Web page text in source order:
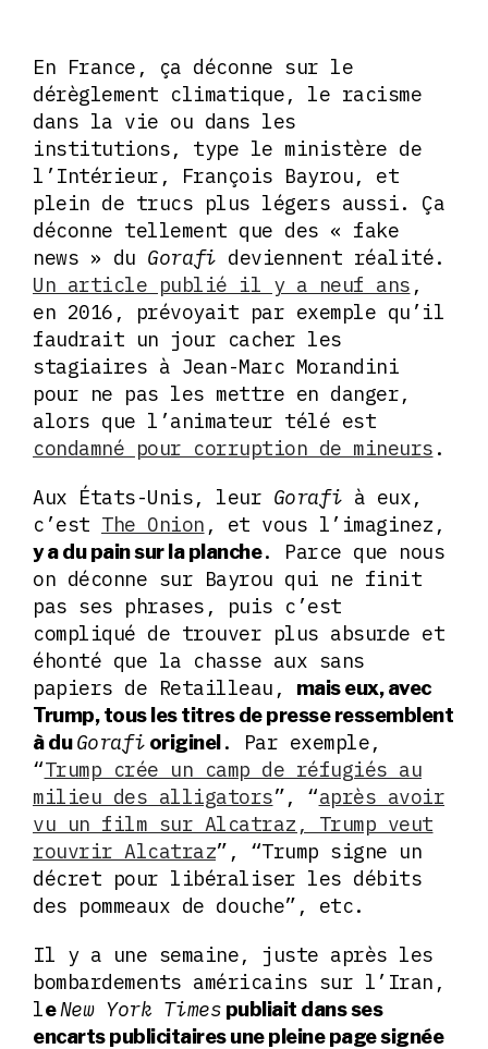
En France, ça déconne sur le
dérèglement climatique, le racisme
dans la vie ou dans les
institutions, type le ministère de
l’Intérieur, François Bayrou, et
plein de trucs plus légers aussi. Ça
déconne tellement que des « fake
news » du Gorafi deviennent réalité.
Un article publié il y a neuf ans ,
en 2016, prévoyait par exemple qu’il
faudrait un jour cacher les
stagiaires à Jean-Marc Morandini
pour ne pas les mettre en danger,
alors que l’animateur télé est
condamné pour corruption de mineurs .
Aux États-Unis, leur Gorafi à eux,
c’est The Onion , et vous l’imaginez,
y a du pain sur la planche. Parce que nous
on déconne sur Bayrou qui ne finit
pas ses phrases, puis c’est
compliqué de trouver plus absurde et
éhonté que la chasse aux sans
papiers de Retailleau,
mais eux, avec
Trump, tous les titres de presse ressemblent
à duGorafi originel. Par exemple,
“Trump crée un camp de réfugiés au
milieu des alligators”, “après avoir
vu un film sur Alcatraz, Trump veut
rouvrir Alcatraz”, “Trump signe un
décret pour libéraliser les débits
des pommeaux de douche”, etc.
Il y a une semaine, juste après les
bombardements américains sur l’Iran,
leNew York Times publiait dans ses
encarts publicitaires une pleine page signée